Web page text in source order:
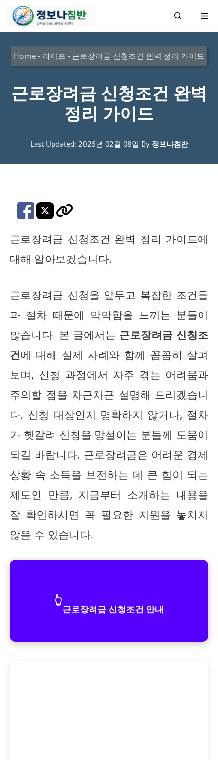
메
Home - 라이프 - 근로장려금 신청조건 완벽 정리 가이드
근로장려금 신청조건 완벽
정리 가이드
Last Updated: 2026년 02월 08일 By 정보나침반
근로장려금 신청조건 완벽 정리 가이드에
대해 알아보겠습니다.
근로장려금 신청을 앞두고 복잡한 조건들
과 절차 때문에 막막함을 느끼는 분들이
많습니다. 본 글에서는 근로장려금 신청조
건에 대해 실제 사례와 함께 꼼꼼히 살펴
보며, 신청 과정에서 자주 겪는 어려움과
주의할 점을 차근차근 설명해 드리겠습니
다. 신청 대상인지 명확하지 않거나, 절차
가 헷갈려 신청을 망설이는 분들께 도움이
되길 바랍니다. 근로장려금은 어려운 경제
상황 속 소득을 보전하는 데 큰 힘이 되는
제도인 만큼, 지금부터 소개하는 내용을
잘 확인하시면 꼭 필요한 지원을 놓치지
않을 수 있습니다.
👆
근로장려금 신청조건 안내